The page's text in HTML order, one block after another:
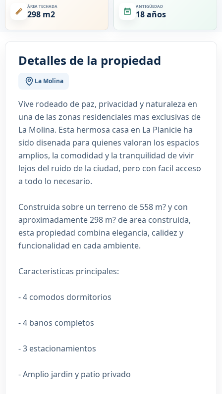
ÁREA TECHADA
298 m2
ANTIGÜEDAD
18 años
Detalles de la propiedad
La Molina
Vive rodeado de paz, privacidad y naturaleza en
una de las zonas residenciales mas exclusivas de
La Molina. Esta hermosa casa en La Planicie ha
sido disenada para quienes valoran los espacios
amplios, la comodidad y la tranquilidad de vivir
lejos del ruido de la ciudad, pero con facil acceso
a todo lo necesario.
Construida sobre un terreno de 558 m? y con
aproximadamente 298 m? de area construida,
esta propiedad combina elegancia, calidez y
funcionalidad en cada ambiente.
Caracteristicas principales:
- 4 comodos dormitorios
- 4 banos completos
- 3 estacionamientos
- Amplio jardin y patio privado